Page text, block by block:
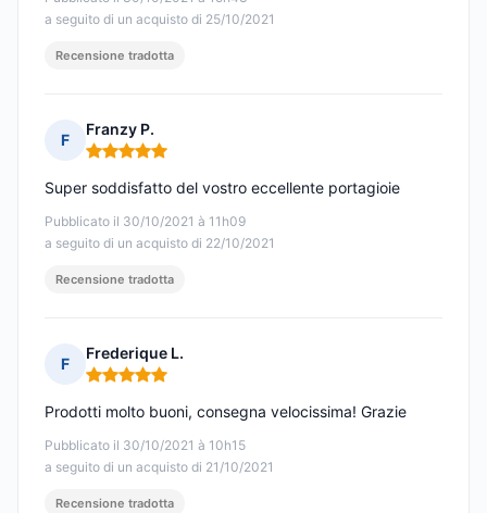
a seguito di un acquisto di 25/10/2021
Recensione tradotta
F
Franzy P.
Nota: 5 su 5
Pubblicato il 30/10/2021 à 11h09
a seguito di un acquisto di 22/10/2021
Super soddisfatto del vostro eccellente portagioie
Recensione tradotta
F
Frederique L.
Nota: 5 su 5
Pubblicato il 30/10/2021 à 10h15
a seguito di un acquisto di 21/10/2021
Prodotti molto buoni, consegna velocissima! Grazie
Recensione tradotta